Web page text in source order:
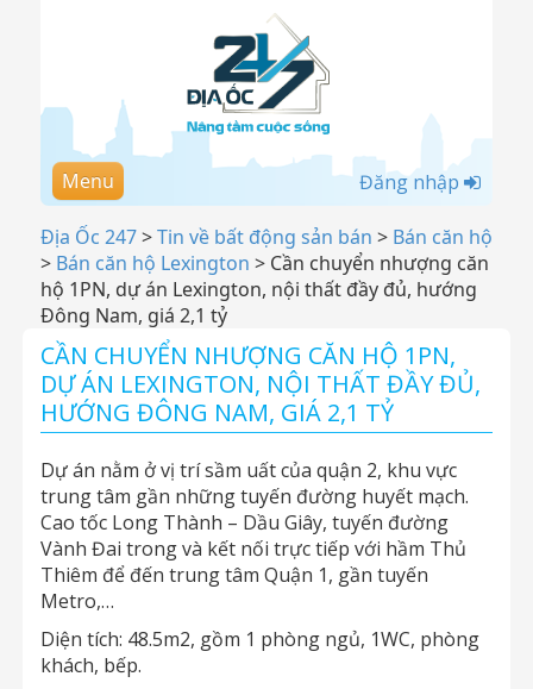
Menu Đăng nhập
Địa Ốc 247>Tin về bất động sản bán > Bán căn hộ
> Bán căn hộ Lexington > Cần chuyển nhượng căn
hộ 1PN, dự án Lexington, nội thất đầy đủ, hướng
Đông Nam, giá 2,1 tỷ
CẦN CHUYỂN NHƯỢNG CĂN HỘ 1PN,
DỰ ÁN LEXINGTON, NỘI THẤT ĐẦY ĐỦ,
HƯỚNG ĐÔNG NAM, GIÁ 2,1 TỶ
Dự án nằm ở vị trí sầm uất của quận 2, khu vực
trung tâm gần những tuyến đường huyết mạch.
Cao tốc Long Thành – Dầu Giây, tuyến đường
Vành Đai trong và kết nối trực tiếp với hầm Thủ
Thiêm để đến trung tâm Quận 1, gần tuyến
Metro,…
Diện tích: 48.5m2, gồm 1 phòng ngủ, 1WC, phòng
khách, bếp.